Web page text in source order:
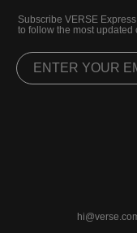
Subscribe VERSE Express
to follow the most updated